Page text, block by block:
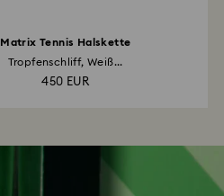
Matrix Tennis Halskette
Tropfenschliff, Weiß...
450 EUR